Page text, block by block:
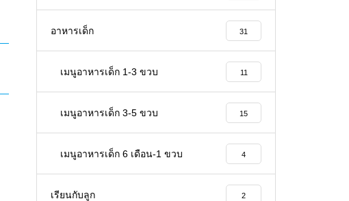
อาหารเด็ก 31
เมนูอาหารเด็ก 1-3 ขวบ 11
เมนูอาหารเด็ก 3-5 ขวบ 15
เมนูอาหารเด็ก 6 เดือน-1 ขวบ 4
เรียนกับลูก 2